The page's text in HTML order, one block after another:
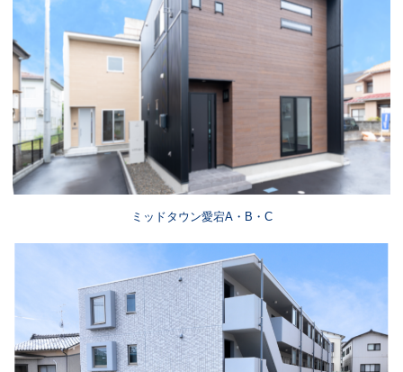
ミッドタウン愛宕A・B・C